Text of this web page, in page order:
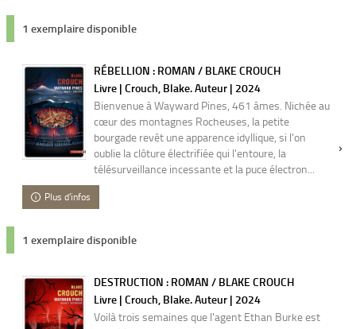
1 exemplaire disponible
RÉBELLION : ROMAN / BLAKE CROUCH
Livre | Crouch, Blake. Auteur | 2024
Bienvenue à Wayward Pines, 461 âmes. Nichée au
cœur des montagnes Rocheuses, la petite
bourgade revêt une apparence idyllique, si l'on
oublie la clôture électrifiée qui l'entoure, la
télésurveillance incessante et la puce électron...
Plus d'infos
1 exemplaire disponible
DESTRUCTION : ROMAN / BLAKE CROUCH
Livre | Crouch, Blake. Auteur | 2024
Voilà trois semaines que l'agent Ethan Burke est